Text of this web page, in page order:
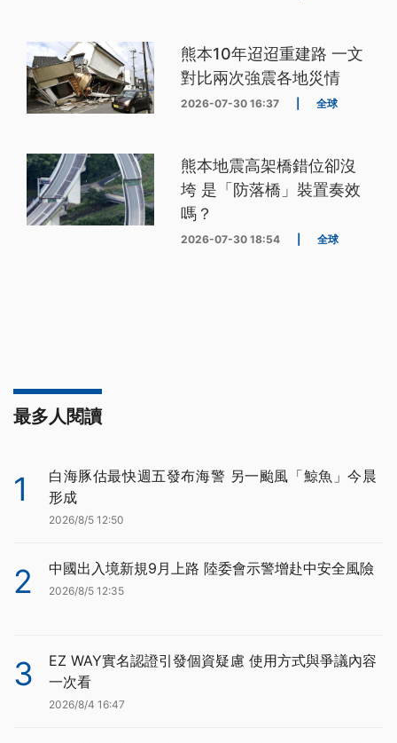
熊本10年迢迢重建路 一文
對比兩次強震各地災情
2026-07-30 16:37 全球
熊本地震高架橋錯位卻沒
垮 是「防落橋」裝置奏效
嗎？
2026-07-30 18:54 全球
最多人閱讀
1
白海豚估最快週五發布海警 另一颱風「鯨魚」今晨
形成
2026/8/5 12:50
2 中國出入境新規9月上路 陸委會示警增赴中安全風險
2026/8/5 12:35
3
EZ WAY實名認證引發個資疑慮 使用方式與爭議內容
一次看
2026/8/4 16:47